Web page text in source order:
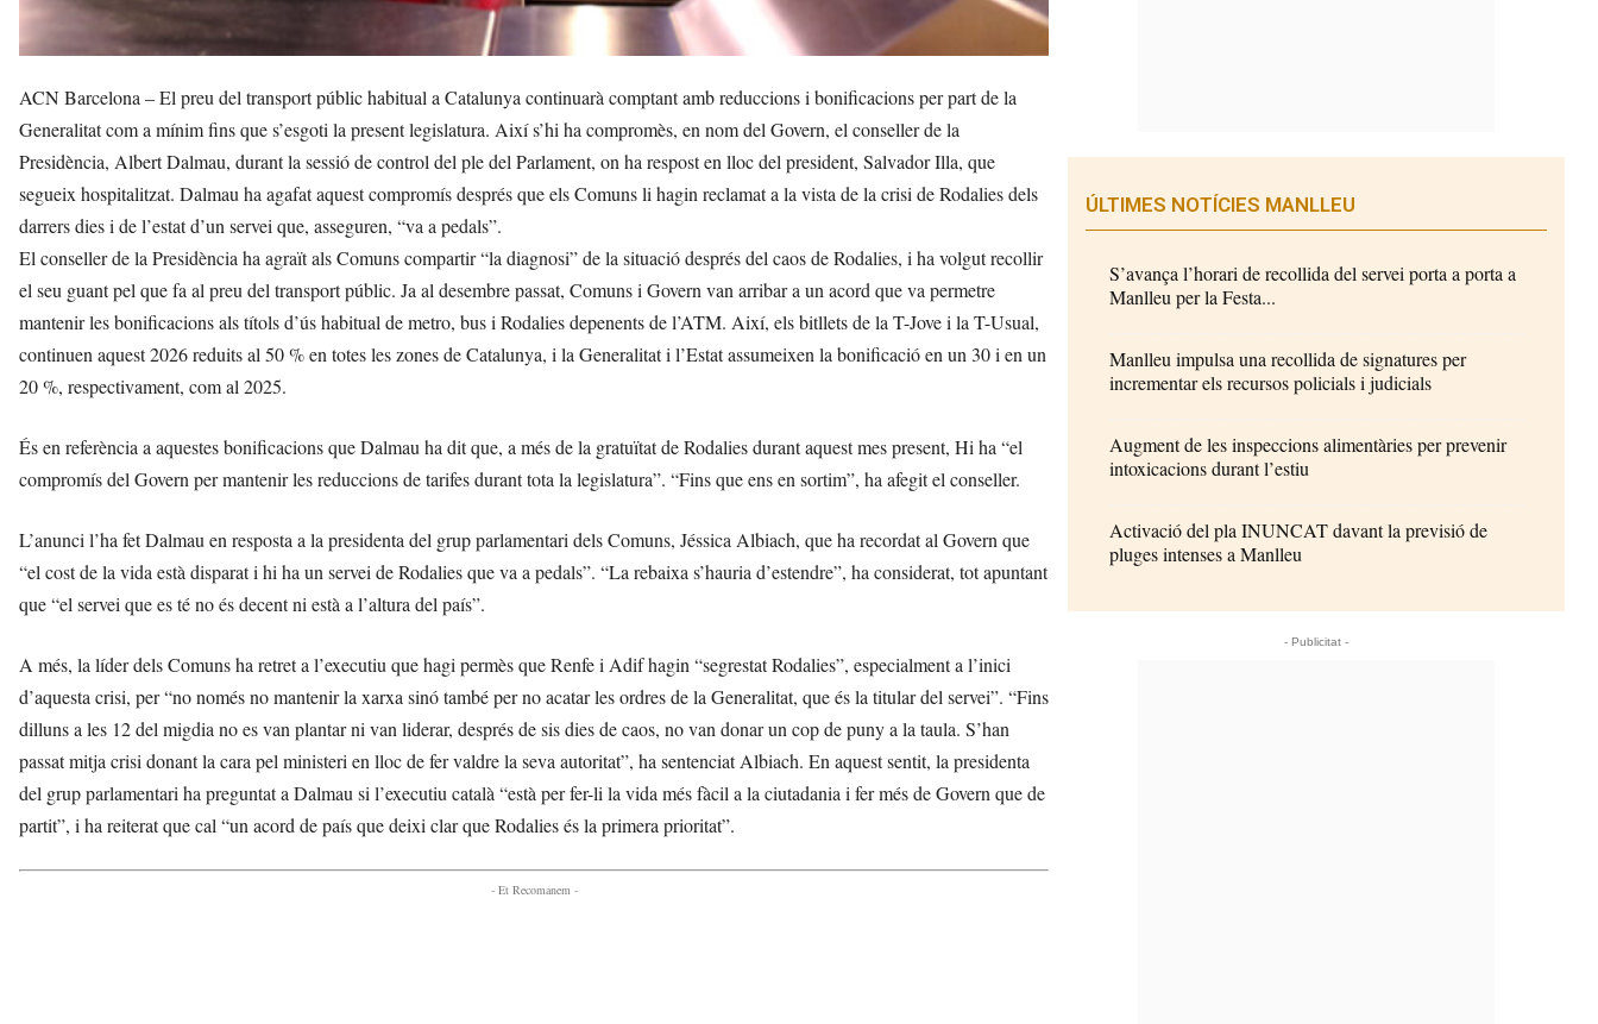
ACN Barcelona – El preu del transport públic habitual a Catalunya continuarà comptant amb reduccions i bonificacions per part de la
Generalitat com a mínim fins que s’esgoti la present legislatura. Així s’hi ha compromès, en nom del Govern, el conseller de la
Presidència, Albert Dalmau, durant la sessió de control del ple del Parlament, on ha respost en lloc del president, Salvador Illa, que
segueix hospitalitzat. Dalmau ha agafat aquest compromís després que els Comuns li hagin reclamat a la vista de la crisi de Rodalies dels
darrers dies i de l’estat d’un servei que, asseguren, “va a pedals”.
El conseller de la Presidència ha agraït als Comuns compartir “la diagnosi” de la situació després del caos de Rodalies, i ha volgut recollir
el seu guant pel que fa al preu del transport públic. Ja al desembre passat, Comuns i Govern van arribar a un acord que va permetre
mantenir les bonificacions als títols d’ús habitual de metro, bus i Rodalies depenents de l’ATM. Així, els bitllets de la T-Jove i la T-Usual,
continuen aquest 2026 reduits al 50 % en totes les zones de Catalunya, i la Generalitat i l’Estat assumeixen la bonificació en un 30 i en un
20 %, respectivament, com al 2025.
És en referència a aquestes bonificacions que Dalmau ha dit que, a més de la gratuïtat de Rodalies durant aquest mes present, Hi ha “el
compromís del Govern per mantenir les reduccions de tarifes durant tota la legislatura”. “Fins que ens en sortim”, ha afegit el conseller.
L’anunci l’ha fet Dalmau en resposta a la presidenta del grup parlamentari dels Comuns, Jéssica Albiach, que ha recordat al Govern que
“el cost de la vida està disparat i hi ha un servei de Rodalies que va a pedals”. “La rebaixa s’hauria d’estendre”, ha considerat, tot apuntant
que “el servei que es té no és decent ni està a l’altura del país”.
A més, la líder dels Comuns ha retret a l’executiu que hagi permès que Renfe i Adif hagin “segrestat Rodalies”, especialment a l’inici
d’aquesta crisi, per “no només no mantenir la xarxa sinó també per no acatar les ordres de la Generalitat, que és la titular del servei”. “Fins
dilluns a les 12 del migdia no es van plantar ni van liderar, després de sis dies de caos, no van donar un cop de puny a la taula. S’han
passat mitja crisi donant la cara pel ministeri en lloc de fer valdre la seva autoritat”, ha sentenciat Albiach. En aquest sentit, la presidenta
del grup parlamentari ha preguntat a Dalmau si l’executiu català “està per fer-li la vida més fàcil a la ciutadania i fer més de Govern que de
partit”, i ha reiterat que cal “un acord de país que deixi clar que Rodalies és la primera prioritat”.
- Et Recomanem -
ÚLTIMES NOTÍCIES MANLLEU
S’avança l’horari de recollida del servei porta a porta a
Manlleu per la Festa...
Manlleu impulsa una recollida de signatures per
incrementar els recursos policials i judicials
Augment de les inspeccions alimentàries per prevenir
intoxicacions durant l’estiu
Activació del pla INUNCAT davant la previsió de
pluges intenses a Manlleu
- Publicitat -